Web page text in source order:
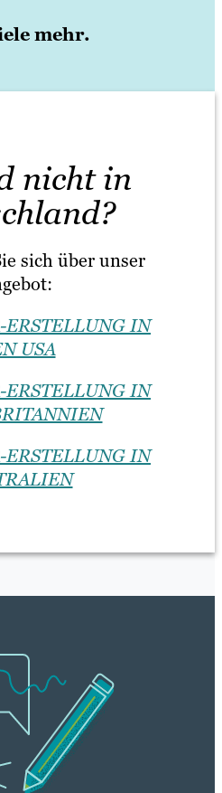
mehr.
nicht in
sich über unser
ERSTELLUNG IN
USA
ERSTELLUNG IN
ERSTELLUNG IN